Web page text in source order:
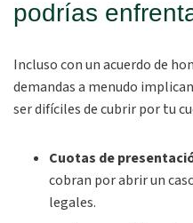
podrías
Incluso con un acuerdo de
demandas a menudo
ser difíciles de cubrir por tu
Cuotas de
cobran por abrir un
legales.